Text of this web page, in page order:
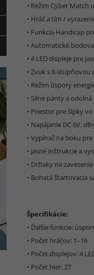
• Režim Cyber
• Hráč a tím /
• Funkcia Handicap
• Automatické
• 4 LED displeje pre
• Zvuk s 8-stupňovou
• Režim úspory
• Silné pánty a
• Priestor pre šípky
• Napájanie DC 6V,
• Vypínač na boku
• Jasné inštrukcie a
• Držiaky na
• Bohatá štartovacia
Špecifikácie:
• Ďalšie funkcie:
• Počet hráčov: 1–16
• Počet displejov: 4
• Počet hier: 27